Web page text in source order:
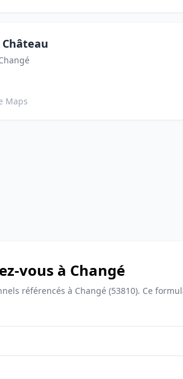
Maps
vous à Changé
référencés à Changé (53810). Ce